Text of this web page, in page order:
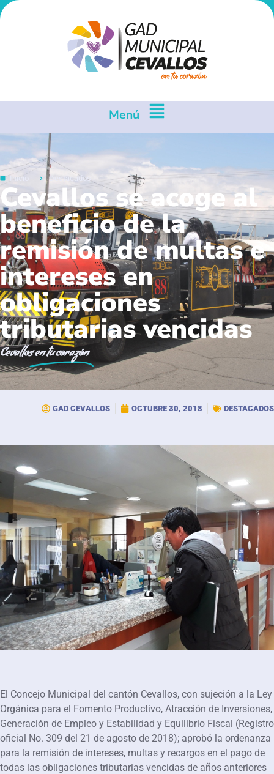
Menú
Inicio Destacados
Cevallos se acoge al
beneficio de la
remisión de multas e
intereses en
obligaciones
tributarias vencidas
Cevallosen tu corazón
GAD CEVALLOS OCTUBRE 30, 2018 DESTACADOS
El Concejo Municipal del cantón Cevallos, con sujeción a la Ley
Orgánica para el Fomento Productivo, Atracción de Inversiones,
Generación de Empleo y Estabilidad y Equilibrio Fiscal (Registro
oficial No. 309 del 21 de agosto de 2018); aprobó la ordenanza
para la remisión de intereses, multas y recargos en el pago de
todas las obligaciones tributarias vencidas de años anteriores